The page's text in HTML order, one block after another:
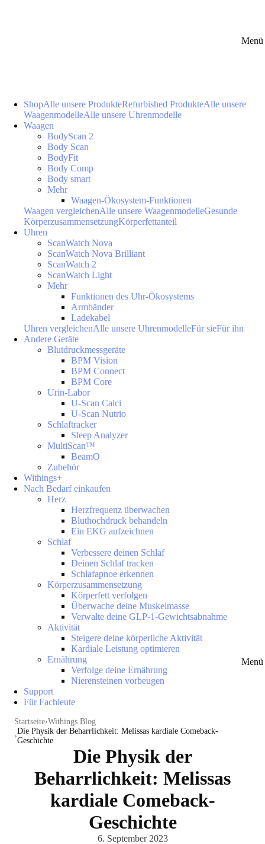
Menü
Menü
ShopAlle unsere ProdukteRefurbished ProdukteAlle unsere
WaagenmodelleAlle unsere Uhrenmodelle
Waagen
BodyScan 2
Body Scan
BodyFit
Body Comp
Body smart
Mehr
Waagen-Ökosystem-Funktionen
Waagen vergleichenAlle unsere WaagenmodelleGesunde
KörperzusammensetzungKörperfettanteil
Uhren
ScanWatch Nova
ScanWatch Nova Brilliant
ScanWatch 2
ScanWatch Light
Mehr
Funktionen des Uhr-Ökosystems
Armbänder
Ladekabel
Uhren vergleichenAlle unsere UhrenmodelleFür sieFür ihn
Andere Geräte
Blutdruckmessgeräte
BPM Vision
BPM Connect
BPM Core
Urin-Labor
U-Scan Calci
U-Scan Nutrio
Schlaftracker
Sleep Analyzer
MultiScan™
BeamO
Zubehör
Withings+
Nach Bedarf einkaufen
Herz
Herzfrequenz überwachen
Bluthochdruck behandeln
Ein EKG aufzeichnen
Schlaf
Verbessere deinen Schlaf
Deinen Schlaf tracken
Schlafapnoe erkennen
Körperzusammensetzung
Körperfett verfolgen
Überwache deine Muskelmasse
Verwalte deine GLP-1-Gewichtsabnahme
Aktivität
Steigere deine körperliche Aktivität
Kardiale Leistung optimieren
Ernährung
Verfolge deine Ernährung
Nierensteinen vorbeugen
Support
Für Fachleute
Startseite Withings Blog
Die Physik der Beharrlichkeit: Melissas kardiale Comeback-
Geschichte
Die Physik der
Beharrlichkeit: Melissas
kardiale Comeback-
Geschichte
6. September 2023